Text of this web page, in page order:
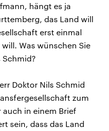
hängt es ja
das Land will
erst einmal
Was wünschen Sie
Doktor Nils Schmid
zum
auch in einem Brief
sein, dass das Land